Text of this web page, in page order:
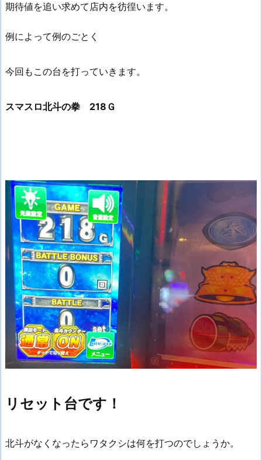
期待値を追い求めて店内を彷徨います。
例によって例のごとく
今回もこの台を打っていきます。
スマスロ北斗の拳 218Ｇ
リセット台です！
北斗がなくなったらワタクシは何を打つのでしょうか。